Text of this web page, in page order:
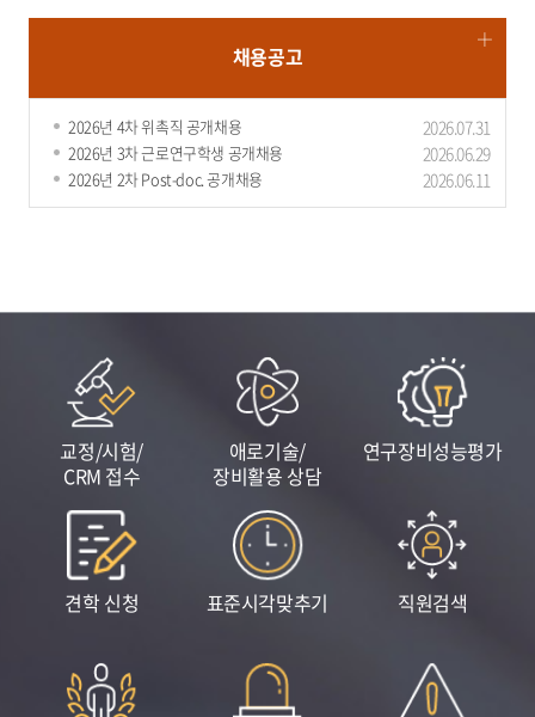
표준연, 美 NIST와 손잡고 첨단바이오의약품 측정표준 글로벌 선도
나선다
표준연, 전원만 꽂으면 작동하는 상온 단일광자 광원 개발
표준연, 전원만 꽂으면 작동하는 상온 단일광자 광원 개발 - 극저온 장치대형 실
2026.06. 18
채용공고
2026년 4차 위촉직 공개채용 2026.07.31
2026년 3차 근로연구학생 공개채용 2026.06.29
2026년 2차 Post-doc. 공개채용 2026.06.11
교정/시험/
CRM 접수
애로기술/
장비활용 상담
연구장비성능평가
견학 신청 표준시각맞추기 직원검색